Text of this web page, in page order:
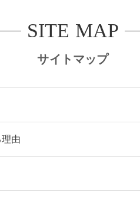
サイトマップ
SITE MAP
由